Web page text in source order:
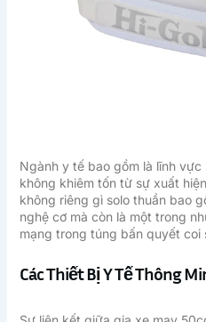
Ngành y tế bao gồm là lĩnh
không khiêm tốn từ sự xuất
không riêng gì solo thuần bao
nghệ cơ mà còn là một trong
mạng trong túng bấn quyết coi
Các Thiết Bị Y Tế Thông